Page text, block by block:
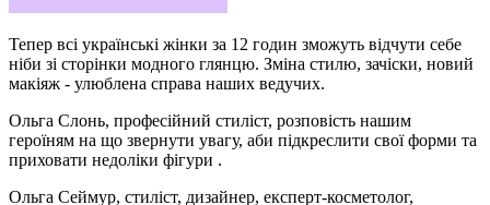
Тепер всі українські жінки за 12 годин зможуть відчути себе
ніби зі сторінки модного глянцю. Зміна стилю, зачіски, новий
макіяж - улюблена справа наших ведучих.
Ольга Слонь, професійний стиліст, розповість нашим
героїням на що звернути увагу, аби підкреслити свої форми та
приховати недоліки фігури .
Ольга Сеймур, стиліст, дизайнер, експерт-косметолог,